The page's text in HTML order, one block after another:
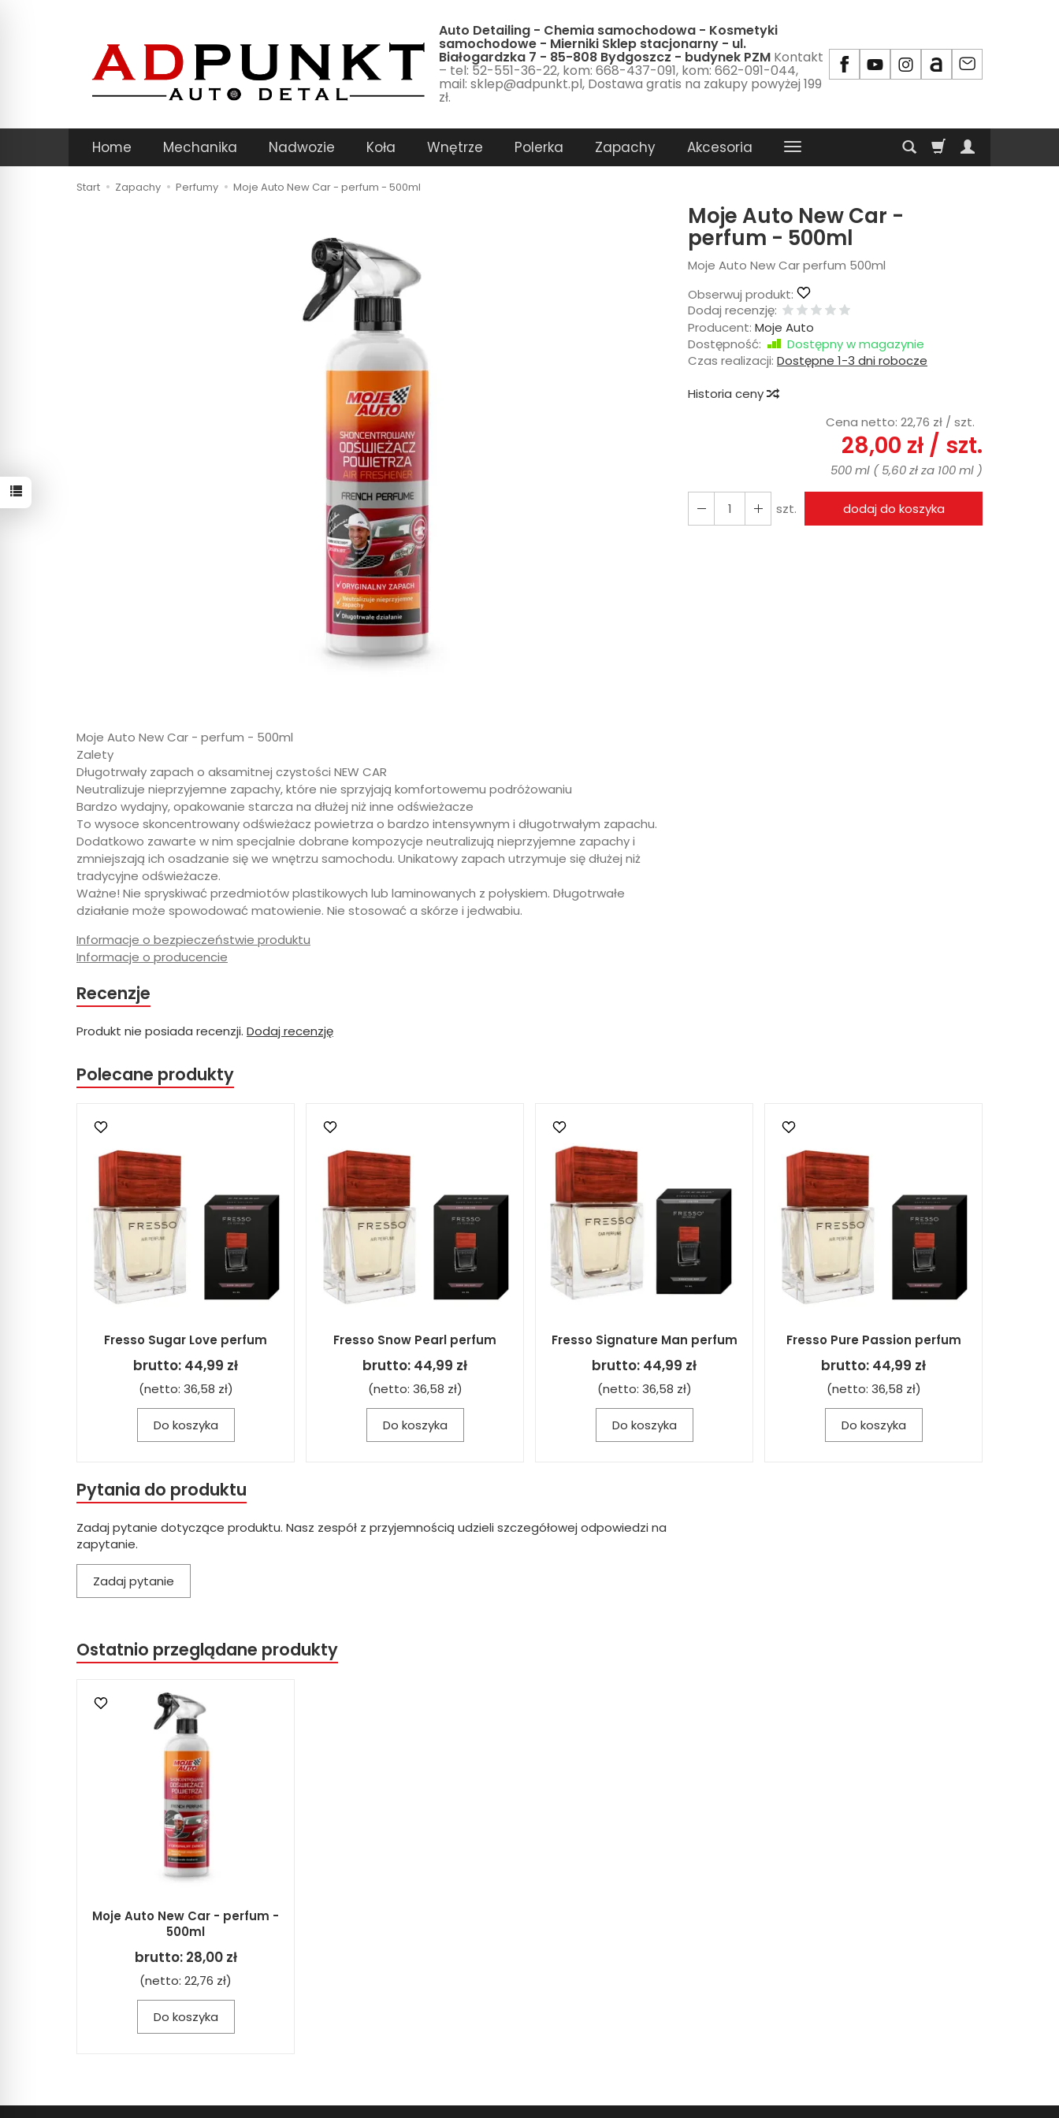
Auto Detailing - Chemia samochodowa - Kosmetyki
samochodowe - Mierniki Sklep stacjonarny - ul.
Białogardzka 7 - 85-808 Bydgoszcz - budynek PZM Kontakt
– tel: 52-551-36-22, kom: 668-437-091, kom: 662-091-044,
mail: sklep@adpunkt.pl, Dostawa gratis na zakupy powyżej 199
zł.
Home Mechanika Nadwozie Koła Wnętrze Polerka Zapachy Akcesoria
Start Zapachy Perfumy Moje Auto New Car - perfum - 500ml
Moje Auto New Car -
perfum - 500ml
Moje Auto New Car perfum 500ml
Obserwuj produkt:
Dodaj recenzję:
Producent: Moje Auto
Dostępność:
Dostępny w magazynie
Czas realizacji: Dostępne 1-3 dni robocze
Historia ceny
Cena netto: 22,76 zł / szt.
28,00 zł / szt.
500 ml (5,60 złza 100 ml )
szt. dodaj do koszyka
Moje Auto New Car - perfum - 500ml
Zalety
Długotrwały zapach o aksamitnej czystości NEW CAR
Neutralizuje nieprzyjemne zapachy, które nie sprzyjają komfortowemu podróżowaniu
Bardzo wydajny, opakowanie starcza na dłużej niż inne odświeżacze
To wysoce skoncentrowany odświeżacz powietrza o bardzo intensywnym i długotrwałym zapachu.
Dodatkowo zawarte w nim specjalnie dobrane kompozycje neutralizują nieprzyjemne zapachy i
zmniejszają ich osadzanie się we wnętrzu samochodu. Unikatowy zapach utrzymuje się dłużej niż
tradycyjne odświeżacze.
Ważne! Nie spryskiwać przedmiotów plastikowych lub laminowanych z połyskiem. Długotrwałe
działanie może spowodować matowienie. Nie stosować a skórze i jedwabiu.
Informacje o bezpieczeństwie produktu
Informacje o producencie
Recenzje
Produkt nie posiada recenzji. Dodaj recenzję
Polecane produkty
Fresso Sugar Love perfum
brutto: 44,99 zł
(netto: 36,58 zł)
Do koszyka
Fresso Snow Pearl perfum
brutto: 44,99 zł
(netto: 36,58 zł)
Do koszyka
Fresso Signature Man perfum
brutto: 44,99 zł
(netto: 36,58 zł)
Do koszyka
Fresso Pure Passion perfum
brutto: 44,99 zł
(netto: 36,58 zł)
Do koszyka
Pytania do produktu
Zadaj pytanie dotyczące produktu. Nasz zespół z przyjemnością udzieli szczegółowej odpowiedzi na
zapytanie.
Zadaj pytanie
Ostatnio przeglądane produkty
Moje Auto New Car - perfum -
500ml
brutto: 28,00 zł
(netto: 22,76 zł)
Do koszyka